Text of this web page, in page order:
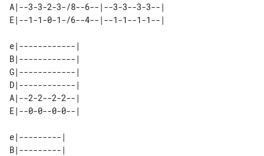
A|--3-3-2-3-/8--6--|--3-3--3-3--|
e|------------|
B|------------|
G|------------|
D|------------|
A|--2-2--2-2--|
e|---------|
B|---------|